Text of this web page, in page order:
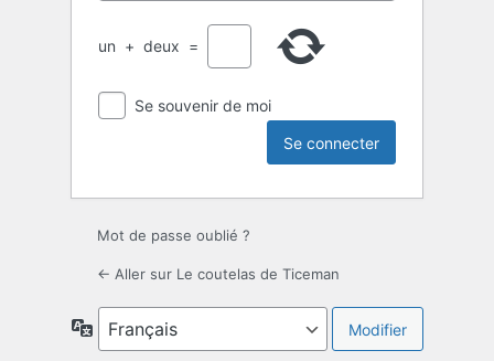
un + deux =
Se souvenir de moi
Mot de passe oublié ?
← Aller sur Le coutelas de Ticeman
Langue